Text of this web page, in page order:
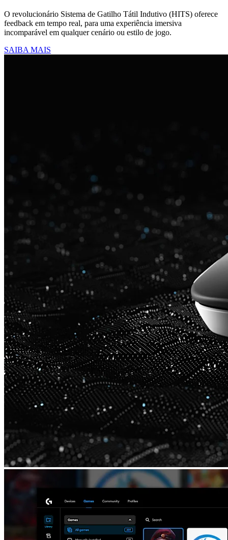
O revolucionário Sistema de Gatilho Tátil Indutivo (HITS) oferece
feedback em tempo real, para uma experiência imersiva
incomparável em qualquer cenário ou estilo de jogo.
SAIBA MAIS